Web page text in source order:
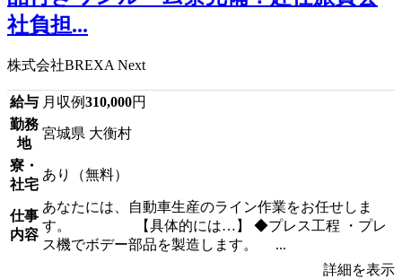
社負担...
株式会社BREXA Next
給与 月収例310,000円
勤務
地
宮城県 大衡村
寮・
社宅
あり（無料）
仕事
内容
あなたには、自動車生産のライン作業をお任せしま
す。 【具体的には…】 ◆プレス工程 ・プレ
ス機でボデー部品を製造します。 ...
詳細を表示